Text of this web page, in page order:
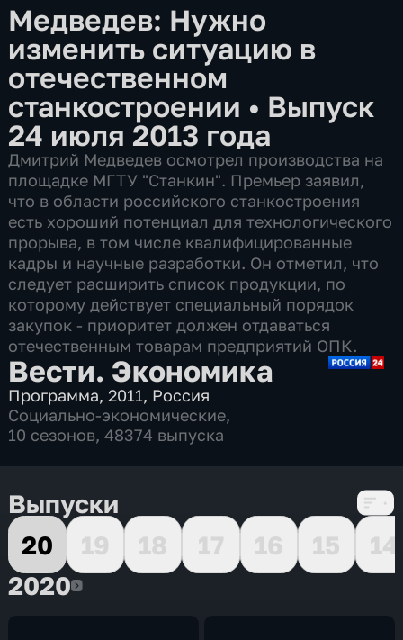
Медведев: Нужно
изменить ситуацию в
отечественном
станкостроении • Выпуск
24 июля 2013 года
Дмитрий Медведев осмотрел производства на
площадке МГТУ "Станкин". Премьер заявил,
что в области российского станкостроения
есть хороший потенциал для технологического
прорыва, в том числе квалифицированные
кадры и научные разработки. Он отметил, что
следует расширить список продукции, по
которому действует специальный порядок
закупок - приоритет должен отдаваться
отечественным товарам предприятий ОПК.
Вести. Экономика
Программа,2011, Россия
Социально-экономические,
10 сезонов, 48374 выпуска
Выпуски
20
19 18 17 16 15
14
20202020